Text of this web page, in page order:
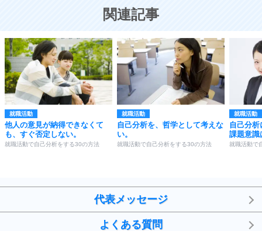
関連記事
就職活動
他人の意見が納得できなくて
も、すぐ否定しない。
就職活動で自己分析をする30の方法
就職活動
自己分析を、哲学として考えな
い。
就職活動で自己分析をする30の方法
就職活動
自己分
課題意識
就職活動で
代表メッセージ
よくある質問